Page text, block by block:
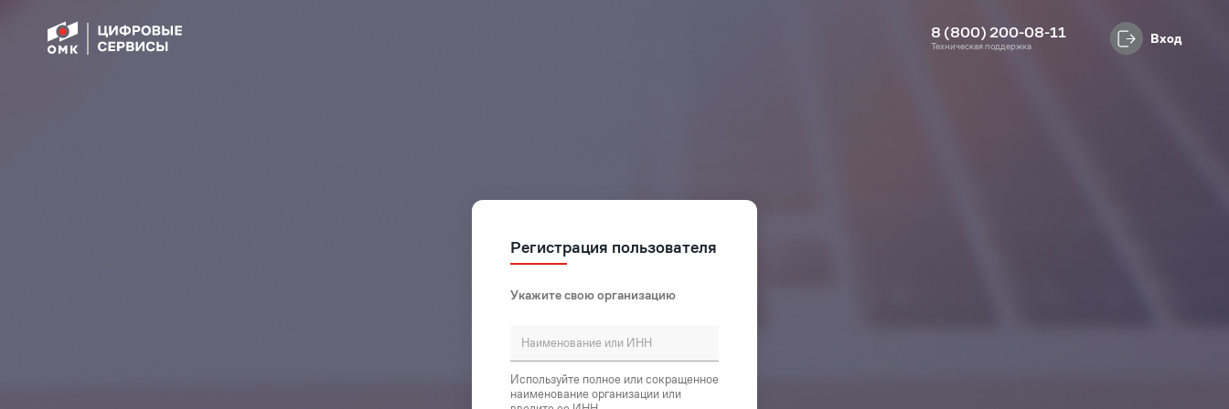
8 (800) 200-08-11
Техническая поддержка Вход
Регистрация пользователя
Укажите свою организацию
Используйте полное или сокращенное
наименование организации или